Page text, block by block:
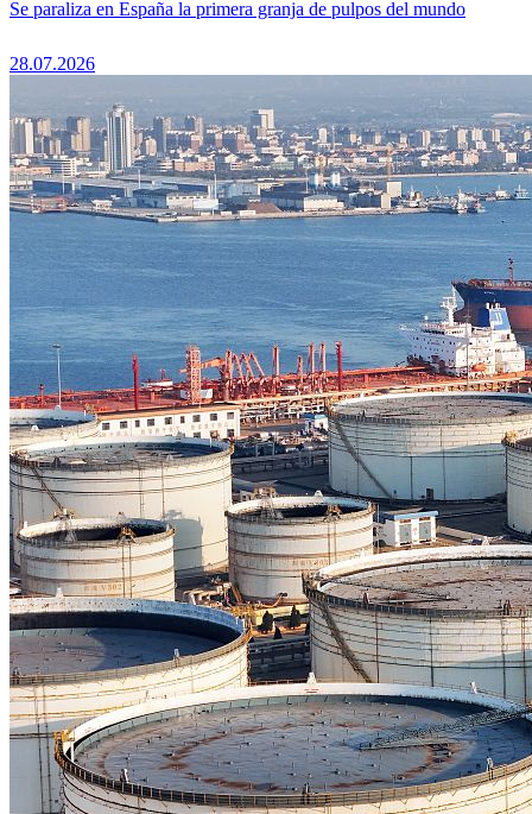
Se paraliza en España la primera granja de pulpos del mundo
28.07.2026